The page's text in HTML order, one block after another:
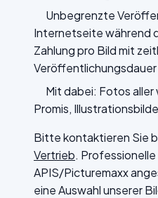
Unbegrenzte
Internetseite während
Zahlung pro Bild mit
Veröffentlichungsdauer
Mit dabei: Fotos
Promis,
Bitte kontaktieren Sie
Vertrieb.
APIS/Picturemaxx
eine Auswahl unserer